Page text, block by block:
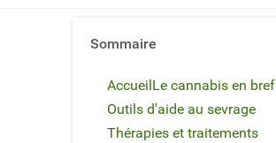
Sommaire
Accueil Le cannabis en bref
Outils d'aide au sevrage
Thérapies et traitements